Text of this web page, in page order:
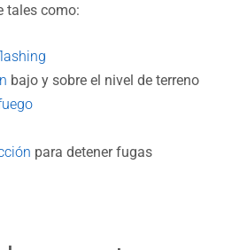
tales como:
bajo y sobre el nivel de terreno
para detener fugas